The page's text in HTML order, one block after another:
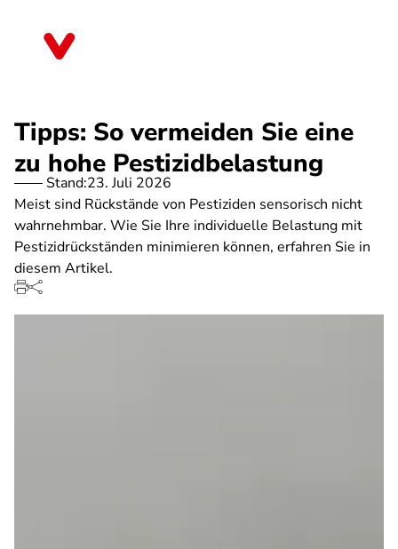
Tipps: So vermeiden Sie eine
zu hohe Pestizidbelastung
Stand:23. Juli 2026
Meist sind Rückstände von Pestiziden sensorisch nicht
wahrnehmbar. Wie Sie Ihre individuelle Belastung mit
Pestizidrückständen minimieren können, erfahren Sie in
diesem Artikel.